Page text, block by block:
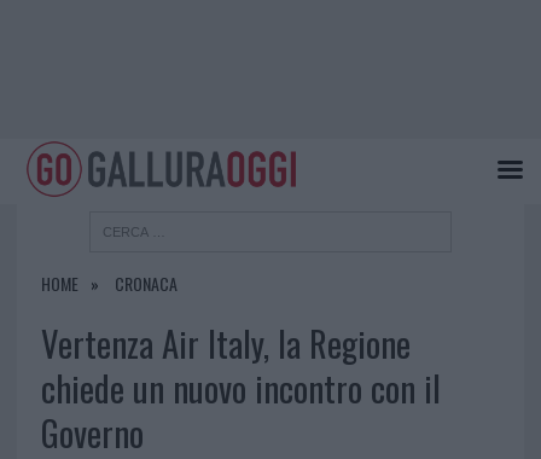
HOME CRONACA
Vertenza Air Italy, la Regione
chiede un nuovo incontro con il
Governo